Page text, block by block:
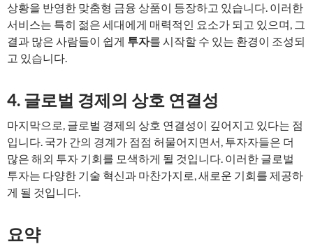
상황을 반영한 맞춤형 금융 상품이 등장하고 있습니다. 이러한
서비스는 특히 젊은 세대에게 매력적인 요소가 되고 있으며, 그
결과 많은 사람들이 쉽게 투자를 시작할 수 있는 환경이 조성되
고 있습니다.
4. 글로벌 경제의 상호 연결성
마지막으로, 글로벌 경제의 상호 연결성이 깊어지고 있다는 점
입니다. 국가 간의 경계가 점점 허물어지면서, 투자자들은 더
많은 해외 투자 기회를 모색하게 될 것입니다. 이러한 글로벌
투자는 다양한 기술 혁신과 마찬가지로, 새로운 기회를 제공하
게 될 것입니다.
요약